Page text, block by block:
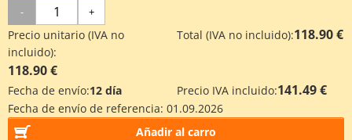
- +
Precio unitario (IVA no
incluido):
118.90 €
Total (IVA no incluido):118.90 €
Fecha de envío:12 día Precio IVA incluido:141.49 €
Fecha de envío de referencia: 01.09.2026
Añadir al carro